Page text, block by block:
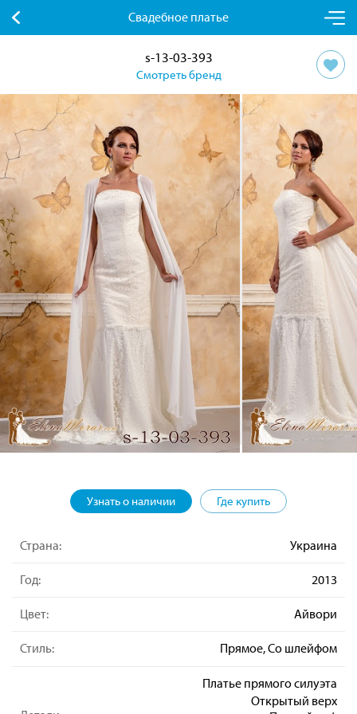
Свадебное платье
s-13-03-393
Смотреть бренд
Узнать о наличии Где купить
Страна: Украина
Год: 2013
Цвет: Айвори
Стиль: Прямое, Со шлейфом
Платье прямого силуэта
Открытый верх